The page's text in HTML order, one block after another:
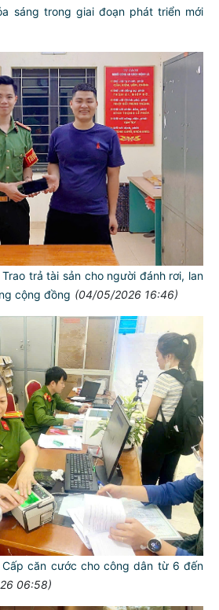
sáng trong giai đoạn phát triển mới
trả tài sản cho người đánh rơi, lan
cộng đồng (04/05/2026 16:46)
căn cước cho công dân từ 6 đến
06:58)